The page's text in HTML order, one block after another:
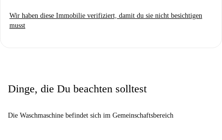
Verfügung, Haustiere und Rauchen sind jedoch nicht gestattet. Persönlich
von Spotahome verifiziert.
Wir haben diese Immobilie verifiziert, damit du sie nicht besichtigen
musst
Dinge, die Du beachten solltest
Die Waschmaschine befindet sich im Gemeinschaftsbereich